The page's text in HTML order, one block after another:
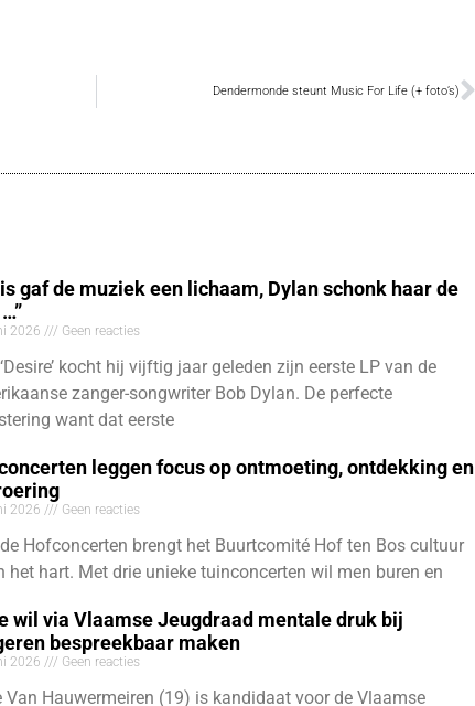
Dendermonde steunt Music For Life (+ foto’s)
gaf de muziek een lichaam, Dylan schonk haar de
2026 Geen reacties
kocht hij vijftig jaar geleden zijn eerste LP van de
zanger-songwriter Bob Dylan. De perfecte
want dat eerste
leggen focus op ontmoeting, ontdekking en
2026 Geen reacties
Hofconcerten brengt het Buurtcomité Hof ten Bos cultuur
het hart. Met drie unieke tuinconcerten wil men buren en
wil via Vlaamse Jeugdraad mentale druk bij
bespreekbaar maken
2026 Geen reacties
Van Hauwermeiren (19) is kandidaat voor de Vlaamse